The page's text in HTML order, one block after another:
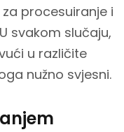
procesuiranje i
svakom slučaju,
u različite
nužno svjesni.